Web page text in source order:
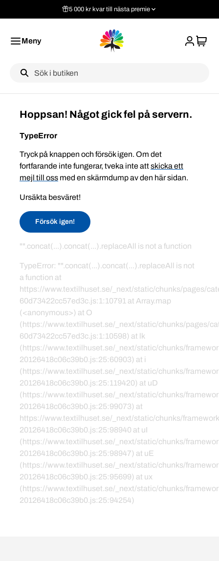
5 000 kr kvar till nästa premie
Meny
Label
Hoppsan! Något gick fel på servern.
TypeError
Tryck på knappen och försök igen. Om det
fortfarande inte fungerar, tveka inte attskicka ett
mejl till oss med en skärmdump av den här sidan.
Ursäkta besväret!
Försök igen!
"".concat(...).concat(...).replaceAll is not a function
TypeError: "".concat(...).concat(...).replaceAll is not
a function at
https://www.textilhuset.se/_next/static/chunks/pages/
60d73422cc57ed3c.js:1:10791 at Array.map
(<anonymous>) at O
(https://www.textilhuset.se/_next/static/chunks/pages/
60d73422cc57ed3c.js:1:10598) at lk
(https://www.textilhuset.se/_next/static/chunks/
20126418c06c39b0.js:25:60903) at i
(https://www.textilhuset.se/_next/static/chunks/
20126418c06c39b0.js:25:119420) at uD
(https://www.textilhuset.se/_next/static/chunks/
20126418c06c39b0.js:25:99073) at
https://www.textilhuset.se/_next/static/chunks/
20126418c06c39b0.js:25:98940 at uI
(https://www.textilhuset.se/_next/static/chunks/
20126418c06c39b0.js:25:98947) at uE
(https://www.textilhuset.se/_next/static/chunks/
20126418c06c39b0.js:25:95699) at ux
(https://www.textilhuset.se/_next/static/chunks/
20126418c06c39b0.js:25:94254)